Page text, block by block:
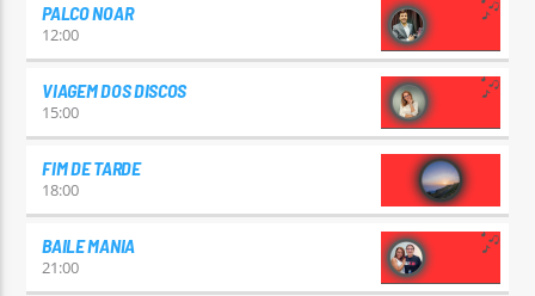
PALCO NOAR
12:00
VIAGEM DOS DISCOS
15:00
FIM DE TARDE
18:00
BAILE MANIA
21:00